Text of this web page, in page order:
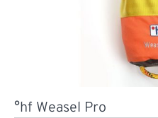
°hf Weasel Pro